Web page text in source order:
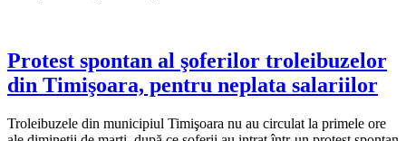
Protest spontan al şoferilor troleibuzelor
din Timişoara, pentru neplata salariilor
Troleibuzele din municipiul Timişoara nu au circulat la primele ore